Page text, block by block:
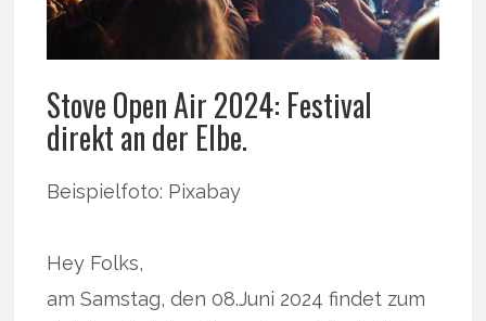
Stove Open Air 2024: Festival
direkt an der Elbe.
Beispielfoto: Pixabay
Hey Folks,
am Samstag, den 08.Juni 2024 findet zum